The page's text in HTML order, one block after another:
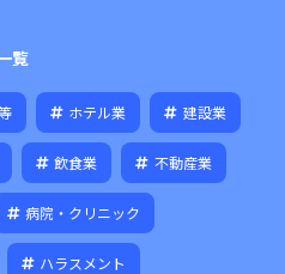
覧
ホテル業 建設業
飲食業 不動産業
病院・クリニック
ハラスメント